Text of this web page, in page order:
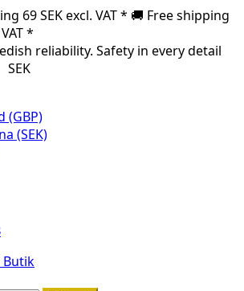
69 SEK excl. VAT * 🚚 Free shipping
*
reliability. Safety in every detail
SEK
(GBP)
(SEK)